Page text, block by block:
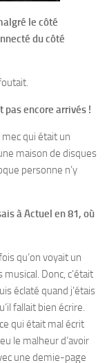
le côté
du côté
pas encore arrivés !
mec qui était un
maison de disques
personne n’y
à Actuel en 81, où
qu’on voyait un
Donc, c’était
éclaté quand j’étais
fallait bien écrire.
qui était mal écrit
le malheur d’avoir
une demie-page